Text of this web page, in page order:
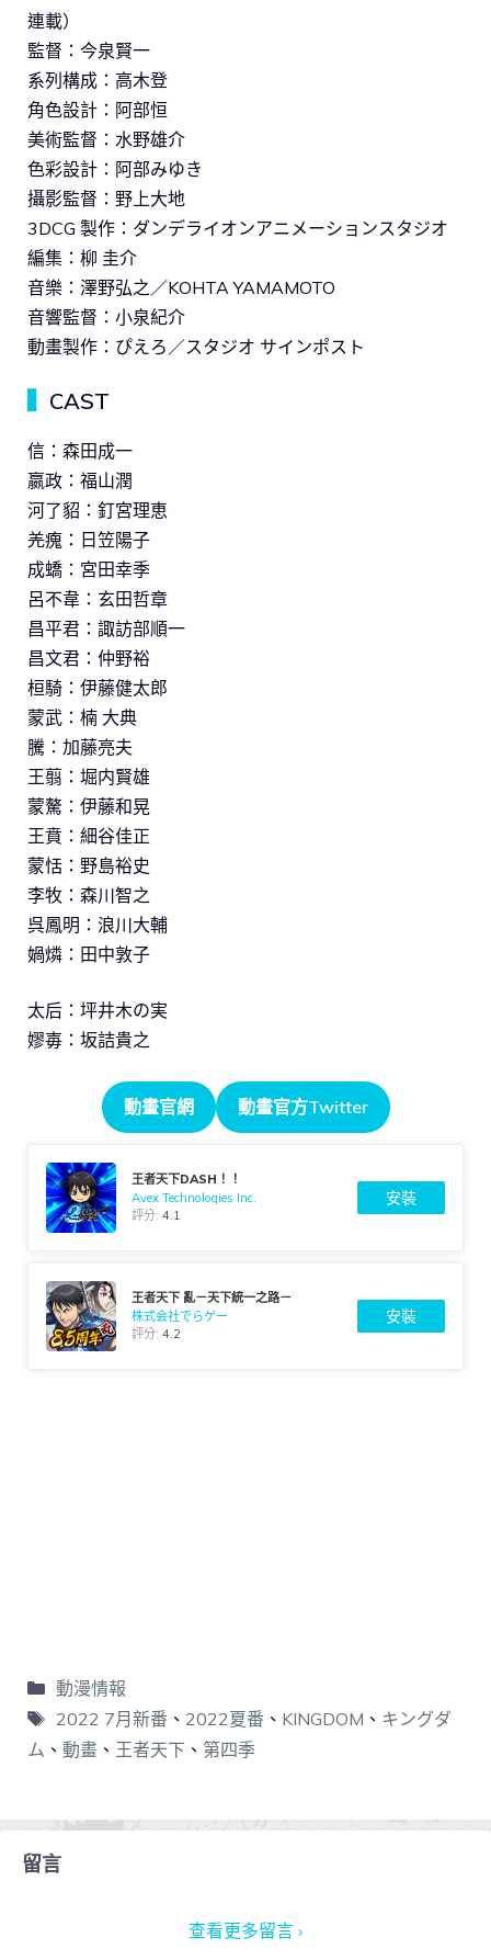
連載）
監督：今泉賢一
系列構成：高木登
角色設計：阿部恒
美術監督：水野雄介
色彩設計：阿部みゆき
攝影監督：野上大地
3DCG 製作：ダンデライオンアニメーションスタジオ
編集：柳 圭介
音樂：澤野弘之／KOHTA YAMAMOTO
音響監督：小泉紀介
動畫製作：ぴえろ／スタジオ サインポスト
CAST
信：森田成一
嬴政：福山潤
河了貂：釘宮理恵
羌瘣：日笠陽子
成蟜：宮田幸季
呂不韋：玄田哲章
昌平君：諏訪部順一
昌文君：仲野裕
桓騎：伊藤健太郎
蒙武：楠 大典
騰：加藤亮夫
王翦：堀内賢雄
蒙驁：伊藤和晃
王賁：細谷佳正
蒙恬：野島裕史
李牧：森川智之
呉鳳明：浪川大輔
媧燐：田中敦子
太后：坪井木の実
嫪毐：坂詰貴之
動畫官網 動畫官方Twitter
王者天下DASH！！
Avex Technologies Inc.
評分:4.1
安裝
王者天下 亂－天下統一之路－
株式会社でらゲー
評分:4.2
安裝
動漫情報
2022 7月新番 、 2022夏番 、 KINGDOM 、 キングダ
ム 、 動畫 、 王者天下 、 第四季
留言
查看更多留言 ›